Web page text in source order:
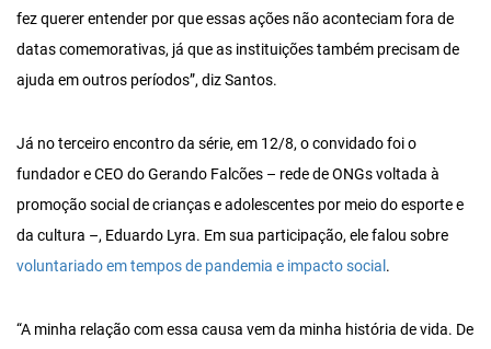
fez querer entender por que essas ações não aconteciam fora de
datas comemorativas, já que as instituições também precisam de
ajuda em outros períodos”, diz Santos.
Já no terceiro encontro da série, em 12/8, o convidado foi o
fundador e CEO do Gerando Falcões – rede de ONGs voltada à
promoção social de crianças e adolescentes por meio do esporte e
da cultura –, Eduardo Lyra. Em sua participação, ele falou sobre
voluntariado em tempos de pandemia e impacto social .
“A minha relação com essa causa vem da minha história de vida. De